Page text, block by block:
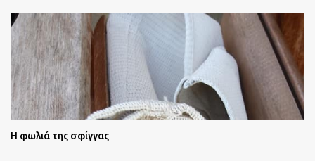
Η φωλιά της σφίγγας